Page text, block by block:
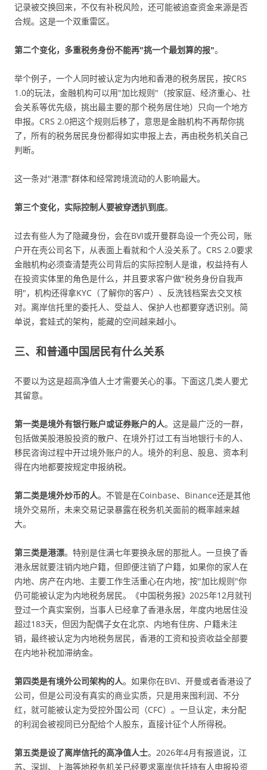
记录被交换回来，不仅有补税风险，还可能被追查资金来源是否
合规。这是一个双重雷区。
第二个变化，多重税务身份不能再"挑一个最划算的报"。
举个例子，一个人同时被认定为内地和香港的税务居民，按CRS
1.0的玩法，金融机构可以用"加比规则"（按家庭、经济重心、社
会关系等优先级，挑出最主要的那个税务居住地）只向一个地方
申报。CRS 2.0把这个规则后移了，意思是金融机构不再帮你挑
了，所有的税务居民身份都得如实申报上去，再由税务机关自己
判断。
这一条对"港漂"群体和经常跨境流动的人影响最大。
第三个变化，实际控制人要被穿透扒到底。
过去有些人为了隐藏身份，会在BVI或开曼群岛设一个壳公司，账
户开在壳公司名下，从表面上看就和个人没关系了。CRS 2.0要求
金融机构必须查清楚壳公司背后的实际控制人是谁，权益持有人
在投资实体里的角色是什么，并且要求客户做"税务身份自我声
明"，机构还得拿KYC（了解你的客户）、反洗钱档案去交叉核
对。离岸信托里的委托人、受益人、保护人也都要穿透识别。简
单说，套娃式的架构，能藏的空间越来越小。
三、和普通中国居民有什么关系
不要以为这是超高净值人士才需要关心的事。下面这几类人要尤
其留意。
第一类是境外有银行账户或证券账户的人。这是最广泛的一群，
包括做美股港股投资的散户、在境外打过工有当地银行卡的人、
移民咨询过程中开过境外账户的人。境外的利息、股息、资本利
得在内地都要按规定申报纳税。
第二类是境外炒币的人。不管是在Coinbase、Binance还是其他
境外交易所，未来交易记录暴露在税务机关面前的概率越来越
大。
第三类是港漂。特别是住满七年要换永居的那批人。一旦换了香
港永居就要注销内地户籍，但即便注销了户籍，如果你的家人在
内地、房产在内地、主要工作生活重心在内地，按"加比规则"你
仍可能被认定为内地税务居民。《中国税务报》2025年12月就刊
登过一个真实案例，当事人已经拿了香港永居，年度内地居住没
超过183天，但因为配偶子女在北京、内地有住房、户籍未注
销，最终被认定为内地税务居民，香港的工资和投资收益全部要
在内地补税加滞纳金。
第四类是有境外公司架构的人。如果你在BVI、开曼或者香港设了
公司，但是公司没有真实的商业实质，只是用来囤利润、不分
红，就可能被认定为受控外国公司（CFC）。一旦认定，未分配
的利润会被视同已分配给个人股东，直接计征个人所得税。
第五类是设了离岸信托的高净值人士。2026年4月有报道说，江
苏、深圳、上海等地税务机关已经要求离岸信托持有人申报投资